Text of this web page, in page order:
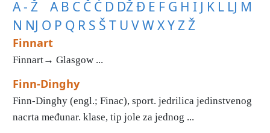
A - Ž A B C Č Ć D DŽĐ E F G H I J K L LJ M
N NJ O P Q R S Š T U VWXYZŽ
Finnart
Finnart→ Glasgow ...
Finn-Dinghy
Finn-Dinghy (engl.; Finac), sport. jedrilica jedinstvenog
nacrta međunar. klase, tip jole za jednog ...